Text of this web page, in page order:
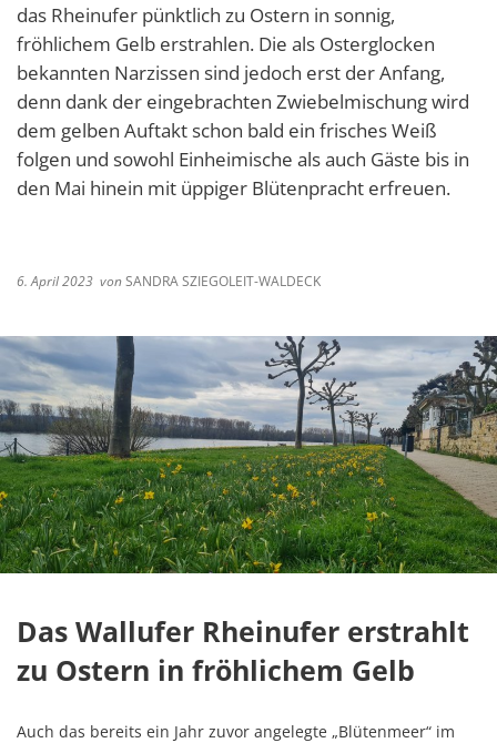
das Rheinufer pünktlich zu Ostern in sonnig,
fröhlichem Gelb erstrahlen. Die als Osterglocken
bekannten Narzissen sind jedoch erst der Anfang,
denn dank der eingebrachten Zwiebelmischung wird
dem gelben Auftakt schon bald ein frisches Weiß
folgen und sowohl Einheimische als auch Gäste bis in
den Mai hinein mit üppiger Blütenpracht erfreuen.
6. April 2023 vonSANDRA SZIEGOLEIT-WALDECK
Das Wallufer Rheinufer erstrahlt
zu Ostern in fröhlichem Gelb
Auch das bereits ein Jahr zuvor angelegte „Blütenmeer“ im